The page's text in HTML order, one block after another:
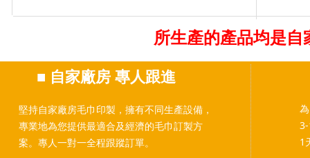
所生產的產品均是
■ 自家廠房 專人跟進
1
堅持自家廠房毛巾印製，擁有不同生產設備，
專業地為您提供最適合及經濟的毛巾訂製方
案。專人一對一全程跟蹤訂單。